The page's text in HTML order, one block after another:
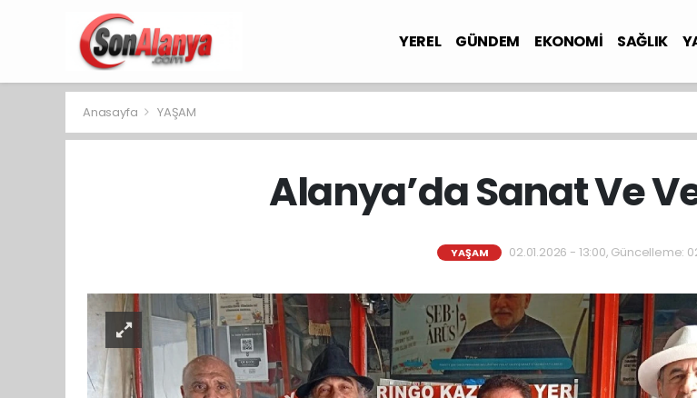
YEREL GÜNDEM EKONOMİ SAĞLIK
Anasayfa YAŞAM
Alanya’da Sanat Ve
YAŞAM 02.01.2026 - 13:00, Güncelleme: